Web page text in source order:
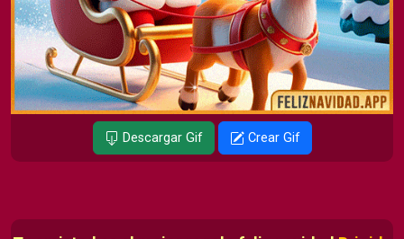
Descargar Gif Crear Gif